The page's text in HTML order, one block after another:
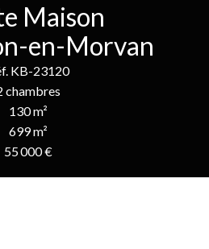
Maison
en-Morvan
KB-23120
chambres
130 m²
699 m²
55 000 €